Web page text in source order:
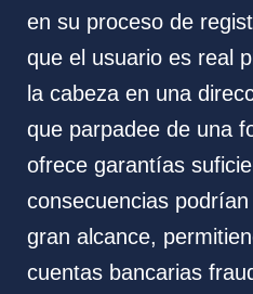
en su proceso de
que el usuario es real
la cabeza en una
que parpadee de una
ofrece garantías
consecuencias
gran alcance,
cuentas bancarias